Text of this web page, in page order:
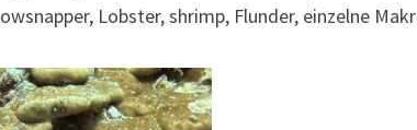
Lobster, shrimp, Flunder, einzelne